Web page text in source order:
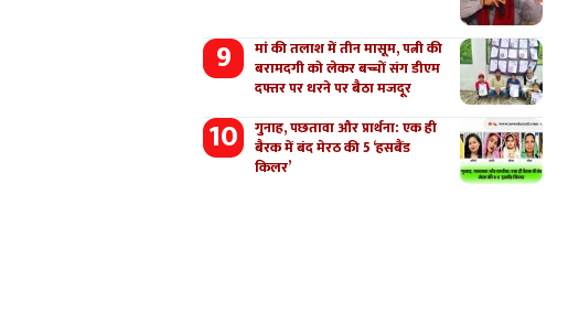
मां की तलाश में तीन मासूम, पत्नी की
बरामदगी को लेकर बच्चों संग डीएम
दफ्तर पर धरने पर बैठा मजदूर
गुनाह, पछतावा और प्रार्थना: एक ही
बैरक में बंद मेरठ की 5 ‘हसबैंड
किलर’